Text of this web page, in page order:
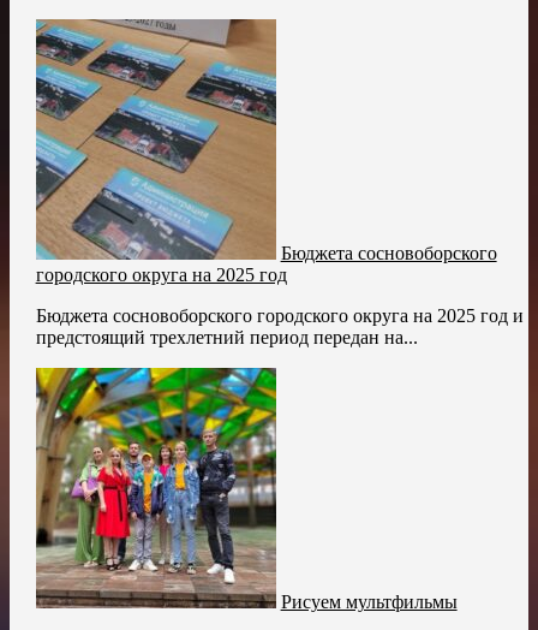
Бюджета сосновоборского
городского округа на 2025 год
Бюджета сосновоборского городского округа на 2025 год и
предстоящий трехлетний период передан на...
Рисуем мультфильмы